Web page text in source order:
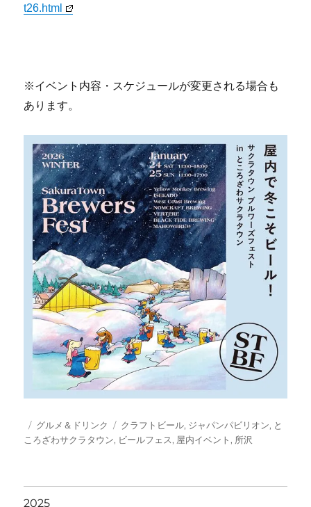
t26.html
※イベント内容・スケジュールが変更される場合も
あります。
投
稿
カ
テ
グルメ＆ドリンク
タ
グ
クラフトビール, ジャパンパビリオン, と
ころざわサクラタウン, ビールフェス, 屋内イベント , 所沢
2025